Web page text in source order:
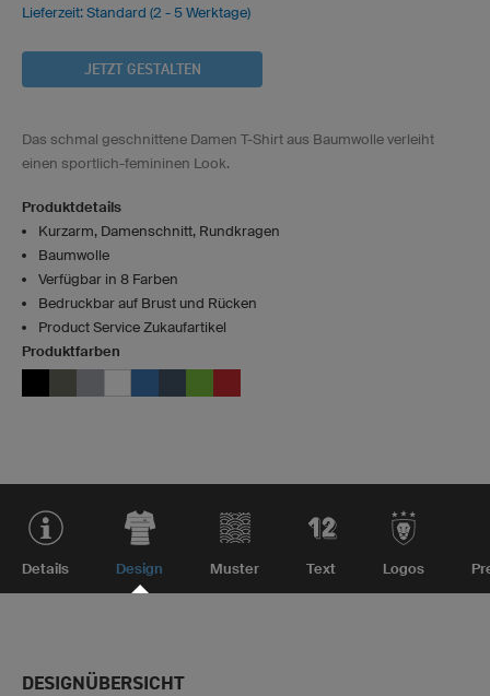
Lieferzeit: Standard (2 - 5 Werktage)
JETZT GESTALTEN
Das schmal geschnittene Damen T-Shirt aus Baumwolle verleiht
einen sportlich-femininen Look.
Produktdetails
Kurzarm, Damenschnitt, Rundkragen
Baumwolle
Verfügbar in 8 Farben
Bedruckbar auf Brust und Rücken
Product Service Zukaufartikel
Produktfarben
Details Design Muster Text Logos
DESIGNÜBERSICHT